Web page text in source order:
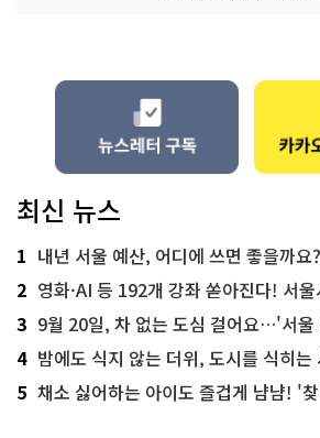
최신 뉴스
1 내년 서울 예산, 어디에 쓰면 좋을까요
2 영화·AI 등 192개 강좌 쏟아진다! 서
3 9월 20일, 차 없는 도심 걸어요…'서울 걷자
4 밤에도 식지 않는 더위, 도시를 식히는
5 채소 싫어하는 아이도 즐겁게 냠냠! '찾아가는